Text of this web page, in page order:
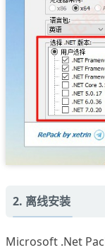
2. 离线安装
Microsoft .Net